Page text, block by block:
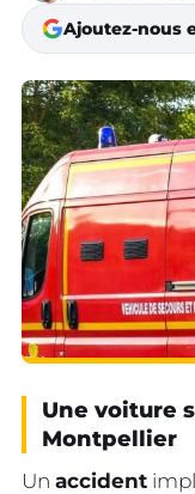
Ajoutez-nous
Une voiture
Montpellier
Un accident